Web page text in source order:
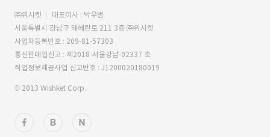
㈜위시켓
대표이사 : 박우범
서울특별시 강남구 테헤란로 211 3층 ㈜위시켓
사업자등록번호 : 209-81-57303
통신판매업신고 : 제2018-서울강남-02337 호
직업정보제공사업 신고번호 : J1200020180019
© 2013 Wishket Corp.